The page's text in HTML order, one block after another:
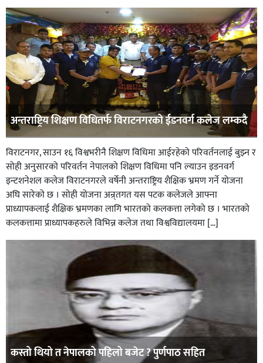
अन्तराष्ट्रिय शिक्षण विधितर्फ विराटनगरको ईडनवर्ग कलेज लम्कदै
विराटनगर, साउन १६ विश्वभरीनै शिक्षण विधिमा आईरहेको परिवर्तनलाई बुझ्न र
सोही अनुसारको परिवर्तन नेपालको शिक्षण विधिमा पनि ल्याउन इडनवर्ग
इन्टशनेशल कलेज विराटनगरले वर्षेनी अन्तराष्ट्रिय शैक्षिक भ्रमण गर्ने योजना
अघि सारेको छ । सोही योजना अन्र्तगत यस पटक कलेजले आफ्ना
प्राध्यापकलाई शैक्षिक भ्रमणका लागि भारतको कलकत्ता लगेको छ । भारतको
कलकत्तामा प्राध्यापकहरुले विभिन्न कलेज तथा विश्वविद्यालयमा […]
कस्तो थियो त नेपालको पहिलो बजेट ? पुर्णपाठ सहित